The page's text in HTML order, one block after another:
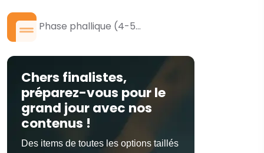
Phase phallique (4-5...
Chers finalistes,
préparez-vous pour le
grand jour avec nos
contenus !
Des items de toutes les options taillés